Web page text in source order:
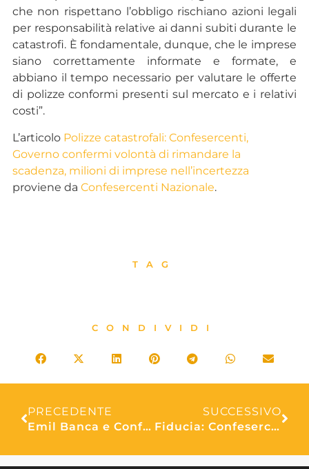
che non rispettano l’obbligo rischiano azioni legali
per responsabilità relative ai danni subiti durante le
catastrofi. È fondamentale, dunque, che le imprese
siano correttamente informate e formate, e
abbiano il tempo necessario per valutare le offerte
di polizze conformi presenti sul mercato e i relativi
costi”.
L’articolo Polizze catastrofali: Confesercenti,
Governo confermi volontà di rimandare la
scadenza, milioni di imprese nell’incertezza
proviene da Confesercenti Nazionale.
TAG
CONDIVIDI
PRECEDENTE
Emil Banca e Confesercenti Bologna “Insieme per lo sviluppo di commercio e turismo”
SUCCESSIVO
Fiducia: Confesercenti, calo preoccupante, potrebbe influire sui consumi di primavera